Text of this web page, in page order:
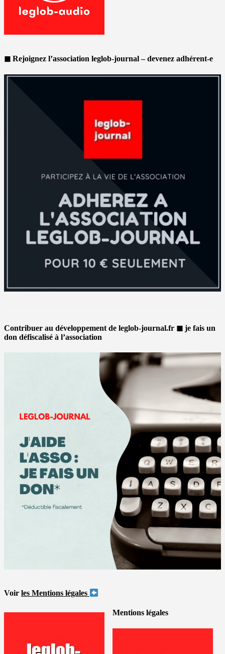
◼ Rejoignez l’association leglob-journal – devenez adhérent-e
Contribuer au développement de leglob-journal.fr ◼ je fais un
don défiscalisé à l’association
Voir les Mentions légales
Mentions légales